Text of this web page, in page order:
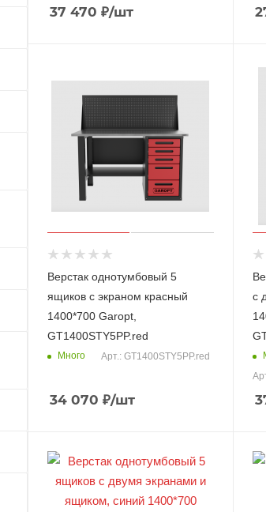
37 470 ₽/шт
Верстак однотумбовый 5
ящиков с экраном красный
1400*700 Garopt,
GT1400STY5PP.red
Много Арт.: GT1400STY5PP.red
34 070 ₽/шт
с